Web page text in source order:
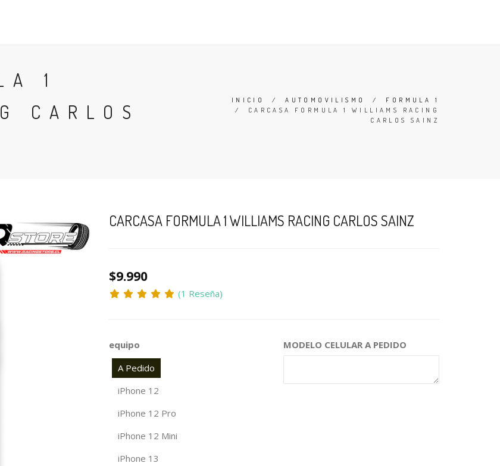
1
CARLOS
INICIO /AUTOMOVILISMO / FORMULA 1
/ CARCASA FORMULA 1 WILLIAMS RACING
CARLOS SAINZ
CARCASA FORMULA 1 WILLIAMS RACING CARLOS SAINZ
$9.990
(1 Reseña)
equipo
A Pedido
iPhone 12
iPhone 12 Pro
iPhone 12 Mini
iPhone 13
MODELO CELULAR A PEDIDO